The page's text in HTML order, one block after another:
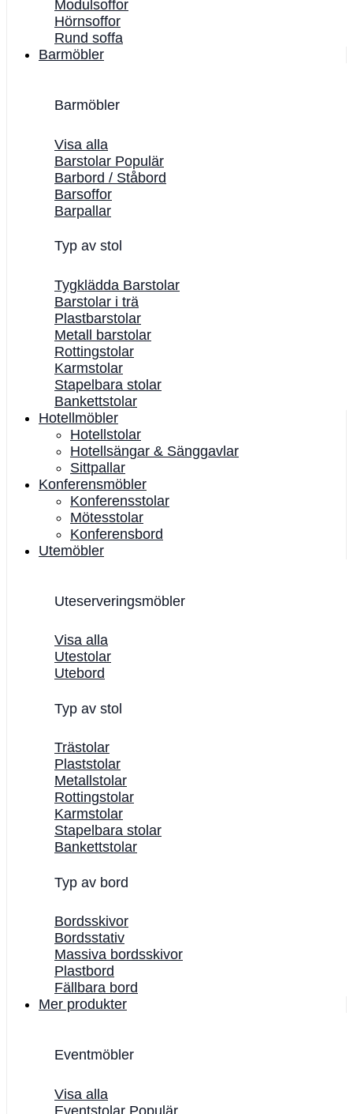
Modulsoffor
Hörnsoffor
Rund soffa
Barmöbler
Barmöbler
Visa alla
Barstolar
Barbord / Ståbord
Barsoffor
Barpallar
Typ av stol
Tygklädda Barstolar
Barstolar i trä
Plastbarstolar
Metall barstolar
Rottingstolar
Karmstolar
Stapelbara stolar
Bankettstolar
Hotellmöbler
Hotellstolar
Hotellsängar & Sänggavlar
Sittpallar
Konferensmöbler
Konferensstolar
Mötesstolar
Konferensbord
Utemöbler
Uteserveringsmöbler
Visa alla
Utestolar
Utebord
Typ av stol
Trästolar
Plaststolar
Metallstolar
Rottingstolar
Karmstolar
Stapelbara stolar
Bankettstolar
Typ av bord
Bordsskivor
Bordsstativ
Massiva bordsskivor
Plastbord
Fällbara bord
Mer produkter
Eventmöbler
Visa alla
Eventstolar